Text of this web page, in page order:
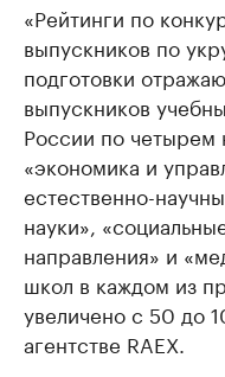
«Рейтинги по
выпускников по
подготовки
выпускников
России по четырем
«экономика и
естественно-
науки»,
направления» и
школ в каждом из
увеличено с 50 до
агентстве RAEX.